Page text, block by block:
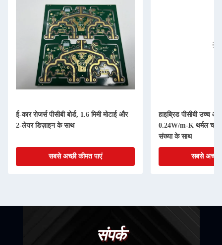
ई-कार रोजर्स पीसीबी बोर्ड, 1.6 मिमी मोटाई और
2-लेयर डिज़ाइन के साथ
सबसे अच्छी कीमत पाएं
हाइब्रिड पीसीबी उच्च
0.24W/m-K थर्मल
संख्या के साथ
सबसे अच्छी
संपर्क